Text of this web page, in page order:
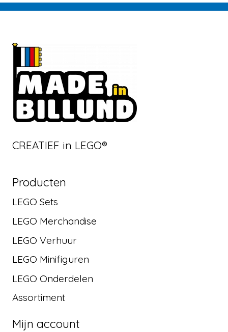
CREATIEF in LEGO®
Producten
LEGO Sets
LEGO Merchandise
LEGO Verhuur
LEGO Minifiguren
LEGO Onderdelen
Assortiment
Mijn account